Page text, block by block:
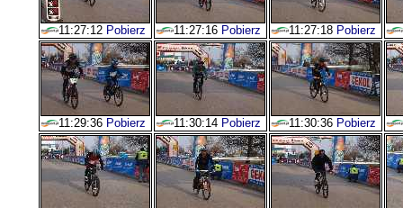
11:27:12 Pobierz 11:27:16 Pobierz 11:27:18 Pobierz
11:29:36 Pobierz 11:30:14 Pobierz 11:30:36 Pobierz